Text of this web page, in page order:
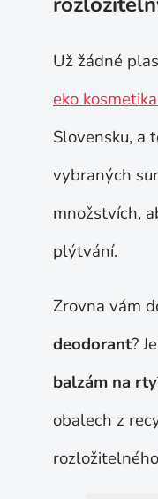
Už žádné
eko
Slovensku, a
vybraných
množstvích,
plýtvání.
Zrovna vám
deodorant?
balzám na rty
obalech z